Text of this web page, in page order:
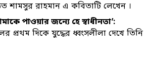
রাহমান এ কবিতাটি লেখেন ।
পাওয়ার জন্যে হে স্বাধীনতা’:
প্রথম দিকে যুদ্ধের ধ্বংসলীলা দেখে তিনি